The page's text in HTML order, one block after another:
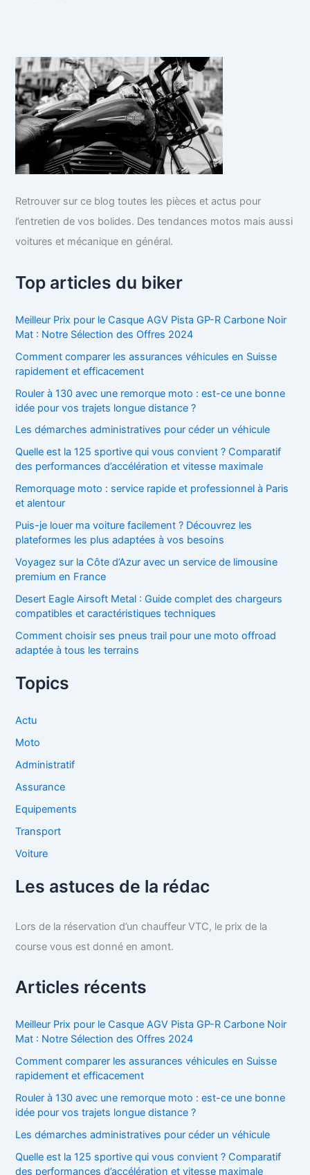
Retrouver sur ce blog toutes les pièces et actus pour
l’entretien de vos bolides. Des tendances motos mais aussi
voitures et mécanique en général.
Top articles du biker
Meilleur Prix pour le Casque AGV Pista GP-R Carbone Noir
Mat : Notre Sélection des Offres 2024
Comment comparer les assurances véhicules en Suisse
rapidement et efficacement
Rouler à 130 avec une remorque moto : est-ce une bonne
idée pour vos trajets longue distance ?
Les démarches administratives pour céder un véhicule
Quelle est la 125 sportive qui vous convient ? Comparatif
des performances d’accélération et vitesse maximale
Remorquage moto : service rapide et professionnel à Paris
et alentour
Puis-je louer ma voiture facilement ? Découvrez les
plateformes les plus adaptées à vos besoins
Voyagez sur la Côte d’Azur avec un service de limousine
premium en France
Desert Eagle Airsoft Metal : Guide complet des chargeurs
compatibles et caractéristiques techniques
Comment choisir ses pneus trail pour une moto offroad
adaptée à tous les terrains
Topics
Actu
Moto
Administratif
Assurance
Equipements
Transport
Voiture
Les astuces de la rédac
Lors de la réservation d’un chauffeur VTC, le prix de la
course vous est donné en amont.
Articles récents
Meilleur Prix pour le Casque AGV Pista GP-R Carbone Noir
Mat : Notre Sélection des Offres 2024
Comment comparer les assurances véhicules en Suisse
rapidement et efficacement
Rouler à 130 avec une remorque moto : est-ce une bonne
idée pour vos trajets longue distance ?
Les démarches administratives pour céder un véhicule
Quelle est la 125 sportive qui vous convient ? Comparatif
des performances d’accélération et vitesse maximale